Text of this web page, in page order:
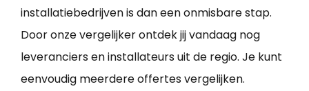
installatiebedrijven is dan een onmisbare stap.
Door onze vergelijker ontdek jij vandaag nog
leveranciers en installateurs uit de regio. Je kunt
eenvoudig meerdere offertes vergelijken.